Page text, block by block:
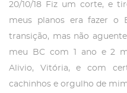
20/10/18 Fiz um corte, e
meus planos era fazer o
transição, mas não
meu BC com 1 ano e 2
Alivio, Vitória, e com
cachinhos e orgulho de